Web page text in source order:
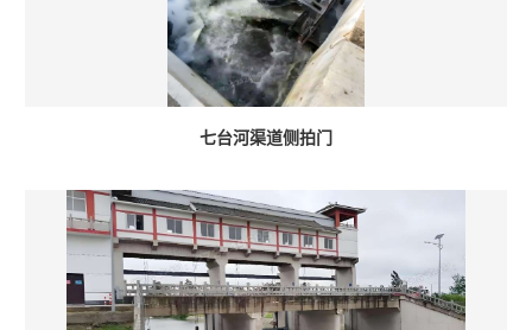
七台河渠道侧拍门